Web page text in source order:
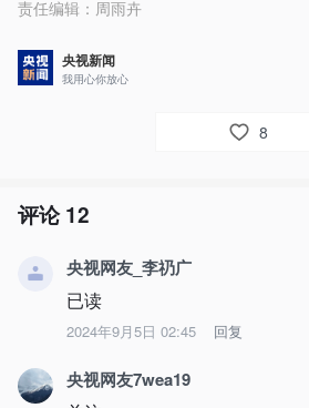
责任编辑： 周雨卉
央视新闻
我用心你放心
8
评论12
央视网友_李礽广
已读
2024年9月5日 02:45 回复
央视网友7wea19